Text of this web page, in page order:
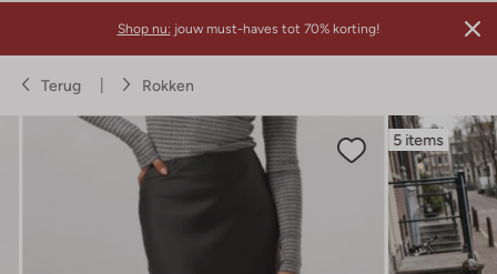
Shop nu: jouw must-haves tot 70% korting!
Terug Rokken
5 items